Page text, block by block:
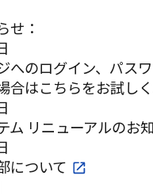
せ：
へのログイン、パス
合はこちらをお試し
ム リニューアルのお
について